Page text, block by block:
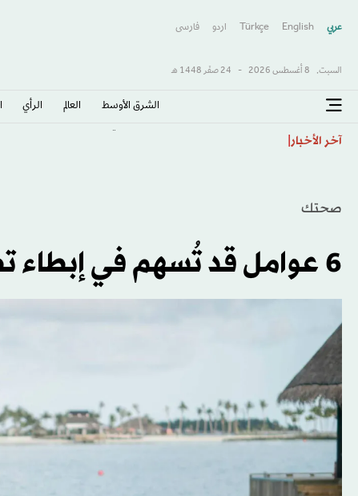
عربي English
Türkçe اردو فارسى
السبت, 8 أغسطس 2026 - 24 صفَر 1448 هـ
الشرق الأوسط​ العالم الرأي
آخر الأخبار
صحتك
6 عوامل قد تُسهم في إبطاء تطور سرطان البروستاتا